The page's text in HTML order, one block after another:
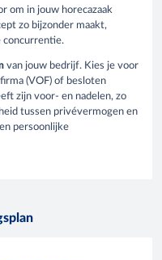
om in jouw horecazaak
zo bijzonder maakt,
concurrentie.
van jouw bedrijf. Kies je voor
(VOF) of besloten
zijn voor- en nadelen, zo
tussen privévermogen en
persoonlijke